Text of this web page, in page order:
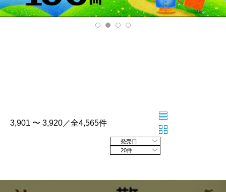
Pre
v
Ne
xt
3,901 〜 3,920／全4,565件
20件